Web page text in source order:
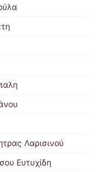
Λαρισινού
Ευτυχίδη